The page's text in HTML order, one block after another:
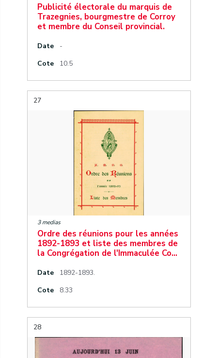
Publicité électorale du marquis de
Trazegnies, bourgmestre de Corroy
et membre du Conseil provincial.
Date
-
Cote
10.5
27
3 medias
Ordre des réunions pour les années
1892-1893 et liste des membres de
la Congrégation de l'Immaculée Co…
Date
1892-1893.
Cote
8.33
28